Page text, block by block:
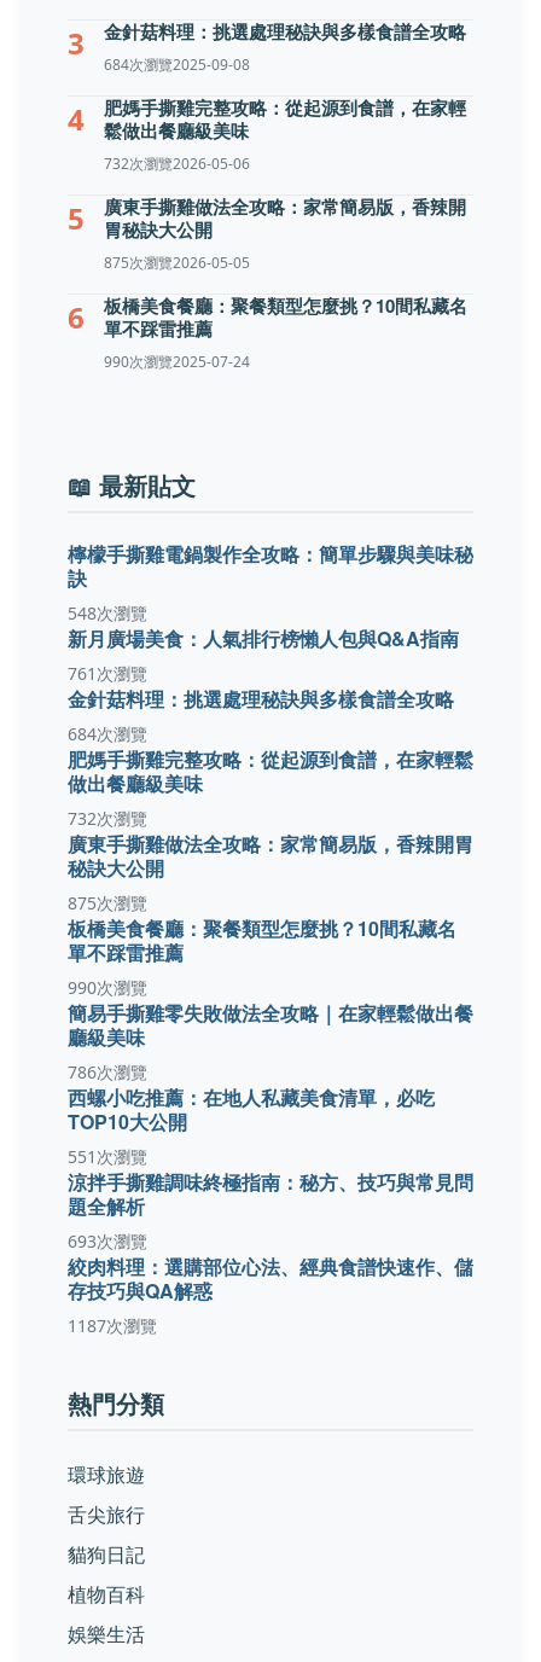
3 金針菇料理：挑選處理秘訣與多樣食譜全攻略
684次瀏覽2025-09-08
4
肥媽手撕雞完整攻略：從起源到食譜，在家輕
鬆做出餐廳級美味
732次瀏覽2026-05-06
5
廣東手撕雞做法全攻略：家常簡易版，香辣開
胃秘訣大公開
875次瀏覽2026-05-05
6
板橋美食餐廳：聚餐類型怎麼挑？10間私藏名
單不踩雷推薦
990次瀏覽2025-07-24
📖 最新貼文
檸檬手撕雞電鍋製作全攻略：簡單步驟與美味秘
訣
548次瀏覽
新月廣場美食：人氣排行榜懶人包與Q&A指南
761次瀏覽
金針菇料理：挑選處理秘訣與多樣食譜全攻略
684次瀏覽
肥媽手撕雞完整攻略：從起源到食譜，在家輕鬆
做出餐廳級美味
732次瀏覽
廣東手撕雞做法全攻略：家常簡易版，香辣開胃
秘訣大公開
875次瀏覽
板橋美食餐廳：聚餐類型怎麼挑？10間私藏名
單不踩雷推薦
990次瀏覽
簡易手撕雞零失敗做法全攻略｜在家輕鬆做出餐
廳級美味
786次瀏覽
西螺小吃推薦：在地人私藏美食清單，必吃
TOP10大公開
551次瀏覽
涼拌手撕雞調味終極指南：秘方、技巧與常見問
題全解析
693次瀏覽
絞肉料理：選購部位心法、經典食譜快速作、儲
存技巧與QA解惑
1187次瀏覽
熱門分類
環球旅遊
舌尖旅行
貓狗日記
植物百科
娛樂生活